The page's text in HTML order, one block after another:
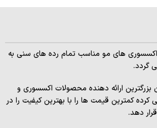
های مو مناسب تمام رده های سنی به
گردد.
بزرگترین ارائه دهنده محصولات اکسسوری و
کمترین قیمت ها را با بهترین کیفیت را در
دهد.